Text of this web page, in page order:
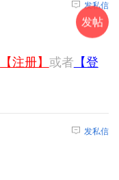
发私信
【注册】 或者 【登
发私信
发帖